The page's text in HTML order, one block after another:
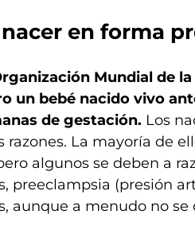
en forma
Mundial de la
un bebé nacido vivo
de gestación. Los
La mayoría de
algunos se deben a
preeclampsia (presión
aunque a menudo no se